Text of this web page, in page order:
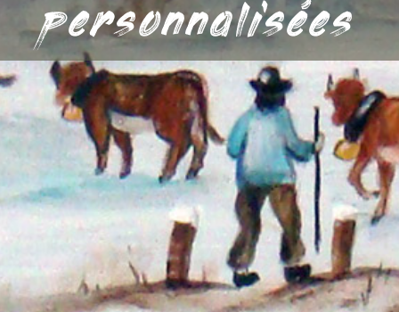
personnalisées